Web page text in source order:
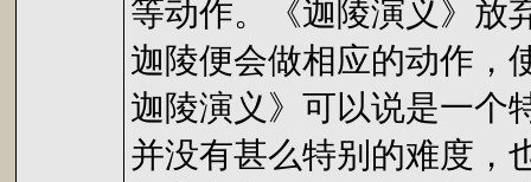
等动作。《迦陵演义》放
迦陵便会做相应的动作，
迦陵演义》可以说是一个
并没有甚么特别的难度，